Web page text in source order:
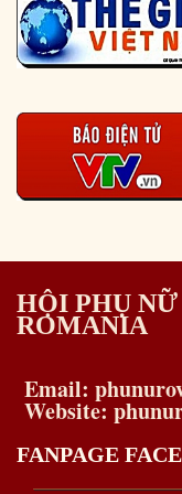
HỘI PHỤ
ROMANIA
Email:
Website:
FANPAGE